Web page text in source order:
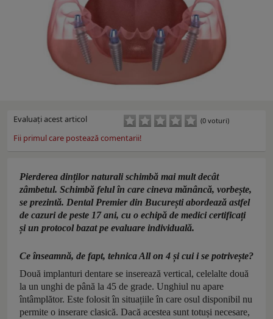
Evaluaţi acest articol (0 voturi)
Fii primul care postează comentarii!
Pierderea dinților naturali schimbă mai mult decât
zâmbetul. Schimbă felul în care cineva mănâncă, vorbește,
se prezintă. Dental Premier din București abordează astfel
de cazuri de peste 17 ani, cu o echipă de medici certificați
și un protocol bazat pe evaluare individuală.
Ce înseamnă, de fapt, tehnica All on 4 și cui i se potrivește?
Două implanturi dentare se inserează vertical, celelalte două
la un unghi de până la 45 de grade. Unghiul nu apare
întâmplător. Este folosit în situațiile în care osul disponibil nu
permite o inserare clasică. Dacă acestea sunt totuși necesare,